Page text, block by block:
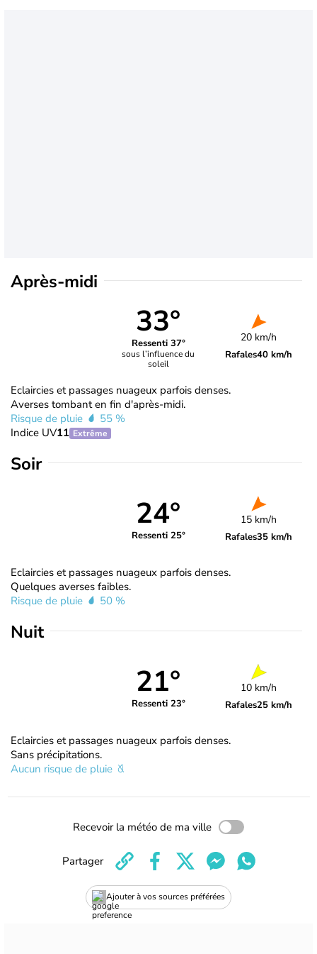
Après-midi
33°
Ressenti 37°
sous l’influence du
soleil
20 km/h
Rafales40 km/h
Eclaircies et passages nuageux parfois denses.
Averses tombant en fin d'après-midi.
Risque de pluie
55 %
Indice UV11 Extrême
Soir
24°
Ressenti 25°
15 km/h
Rafales35 km/h
Eclaircies et passages nuageux parfois denses.
Quelques averses faibles.
Risque de pluie
50 %
Nuit
21°
Ressenti 23°
10 km/h
Rafales25 km/h
Eclaircies et passages nuageux parfois denses.
Sans précipitations.
Aucun risque de pluie
Recevoir la météo de ma ville
Ajouter à vos sources préférées
Partager